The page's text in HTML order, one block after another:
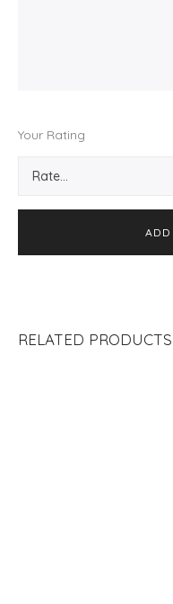
Your Rating
RELATED PRODUCTS